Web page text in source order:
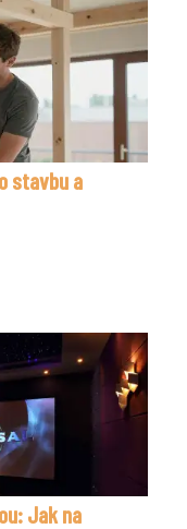
stavbu a
Jak na